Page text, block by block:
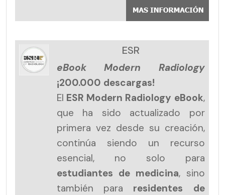
ESR
eBook Modern Radiology
¡200.000 descargas!
El ESR Modern Radiology eBook,
que ha sido actualizado por
primera vez desde su creación,
continúa siendo un recurso
esencial, no solo para
estudiantes de medicina, sino
también para residentes de